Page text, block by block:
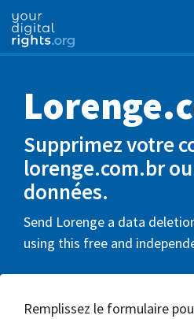
Supprimez votre
lorenge.com.br
données.
Send Lorenge a data
using this free and
Remplissez le formulaire